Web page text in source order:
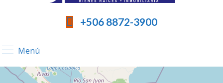
+506 8872-3900
Menú